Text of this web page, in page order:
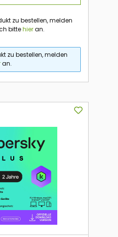
zu bestellen, melden
bittehieran.
zu bestellen, melden
an.